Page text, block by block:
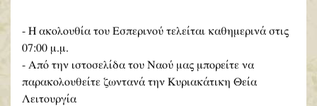
- Η ακολουθία του Εσπερινού τελείται καθημερινά στις
07:00 μ.μ.
- Από την ιστοσελίδα του Ναού μας μπορείτε να
παρακολουθείτε ζωντανά την Κυριακάτικη Θεία
Λειτουργία